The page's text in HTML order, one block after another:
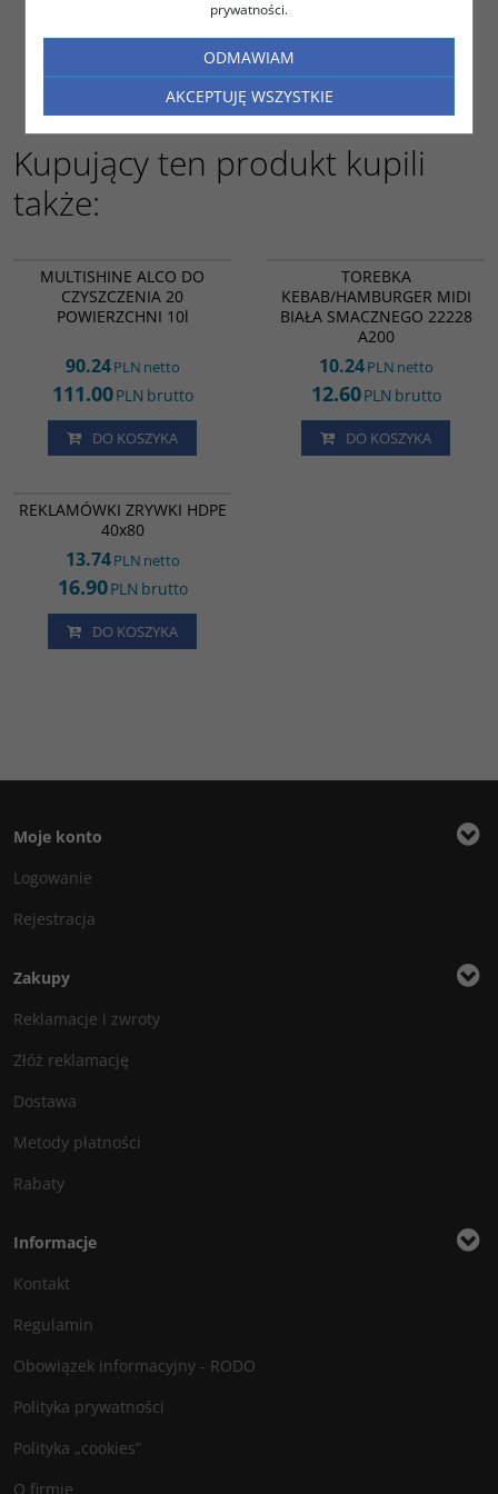
Kupujący ten produkt kupili
także:
MULTISHINE ALCO DO
CZYSZCZENIA 20
POWIERZCHNI 10l
90.24PLN netto
111.00PLN brutto
DO KOSZYKA
TOREBKA
KEBAB/HAMBURGER MIDI
BIAŁA SMACZNEGO 22228
A200
10.24PLN netto
12.60PLN brutto
DO KOSZYKA
REKLAMÓWKI ZRYWKI HDPE
40x80
13.74PLN netto
16.90PLN brutto
DO KOSZYKA
Moje konto
Logowanie
Rejestracja
Zakupy
Reklamacje i zwroty
Złóż reklamację
Dostawa
Metody płatności
Rabaty
Informacje
Kontakt
Regulamin
Obowiązek informacyjny - RODO
Polityka prywatności
Polityka „cookies”
O firmie
prywatności.
ODMAWIAM
AKCEPTUJĘ WSZYSTKIE